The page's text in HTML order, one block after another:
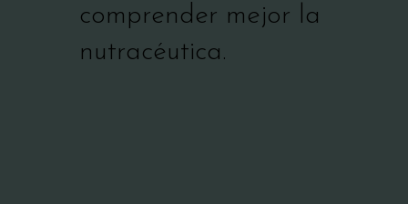
comprender mejor la
nutracéutica.